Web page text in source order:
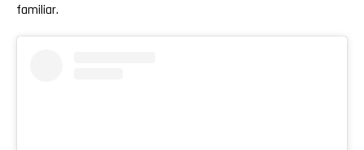
familiar.